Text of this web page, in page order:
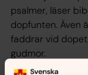
psalmer, läser
dopfunten. Även
faddrar vid
gudmor.